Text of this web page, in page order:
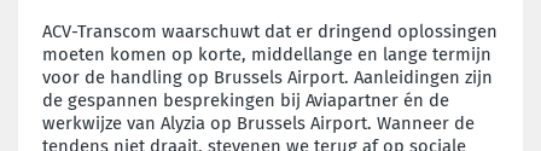
ACV-Transcom waarschuwt dat er dringend oplossingen
moeten komen op korte, middellange en lange termijn
voor de handling op Brussels Airport. Aanleidingen zijn
de gespannen besprekingen bij Aviapartner én de
werkwijze van Alyzia op Brussels Airport. Wanneer de
tendens niet draait, stevenen we terug af op sociale